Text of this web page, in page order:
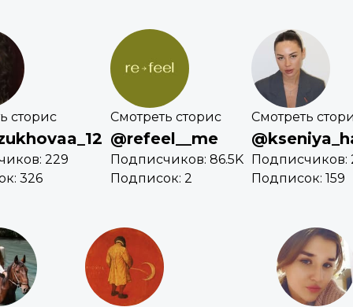
сторис
229
326
Смотреть сторис
@refeel__me
Подписчиков: 86.5K
Подписок: 2
Смотреть
Подписчиков:
Подписок: 159